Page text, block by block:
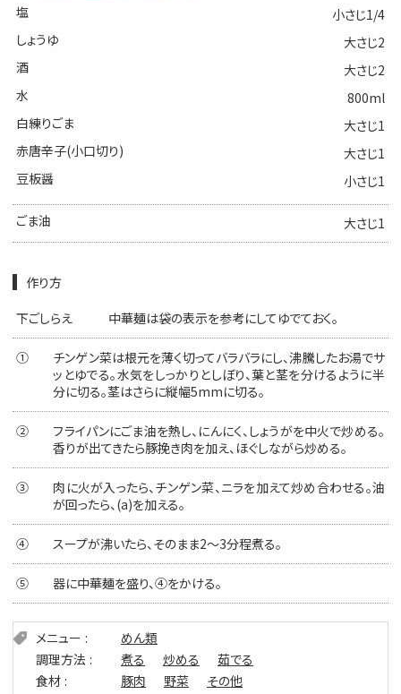
塩
小さじ1/4
しょうゆ
大さじ2
酒
大さじ2
水
800ml
白練りごま
大さじ1
赤唐辛子(小口切り)
大さじ1
豆板醤
小さじ1
ごま油 大さじ1
作り方
下ごしらえ
中華麺は袋の表示を参考にしてゆでておく。
①
チンゲン菜は根元を薄く切ってバラバラにし、沸騰したお湯でサ
ッとゆでる。水気をしっかりとしぼり、葉と茎を分けるように半
分に切る。茎はさらに縦幅5mmに切る。
②
フライパンにごま油を熱し、にんにく、しょうがを中火で炒める。
香りが出てきたら豚挽き肉を加え、ほぐしながら炒める。
③
肉に火が入ったら、チンゲン菜、ニラを加えて炒め合わせる。油
が回ったら、(a)を加える。
④ スープが沸いたら、そのまま2～3分程煮る。
⑤ 器に中華麺を盛り、④をかける。
メニュー
めん類
調理方法
煮る 炒める
茹でる
食材
豚肉 野菜 その他